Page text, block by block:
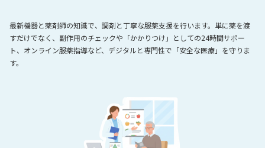
最新機器と薬剤師の知識で、調剤と丁寧な服薬支援を行います。単に薬を渡
すだけでなく、副作用のチェックや「かかりつけ」としての24時間サポー
ト、オンライン服薬指導など、デジタルと専門性で「安全な医療」を守りま
す。